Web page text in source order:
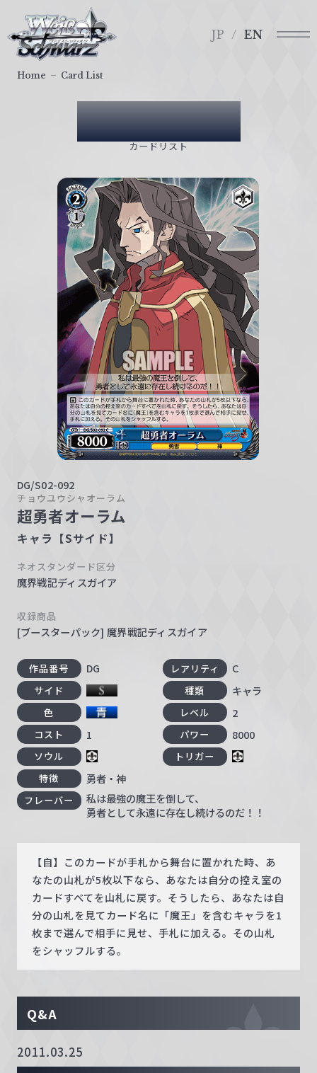
ァ
イ
JP EN
Card List
カードリスト
Home Card List
DG/S02-092
チョウユウシャオーラム
超勇者オーラム
キャラ【Sサイド】
ネオスタンダード区分
魔界戦記ディスガイア
収録商品
[ブースターパック] 魔界戦記ディスガイア
作品番号 DG レアリティ C
サイド 種類 キャラ
色 レベル 2
コスト 1 パワー 8000
ソウル
トリガー
特徴
勇者・神
フレーバー
私は最強の魔王を倒して、
勇者として永遠に存在し続けるのだ！！
【自】このカードが手札から舞台に置かれた時、あ
なたの山札が5枚以下なら、あなたは自分の控え室の
カードすべてを山札に戻す。そうしたら、あなたは自
分の山札を見てカード名に「魔王」を含むキャラを1
枚まで選んで相手に見せ、手札に加える。その山札
をシャッフルする。
Q&A
2011.03.25